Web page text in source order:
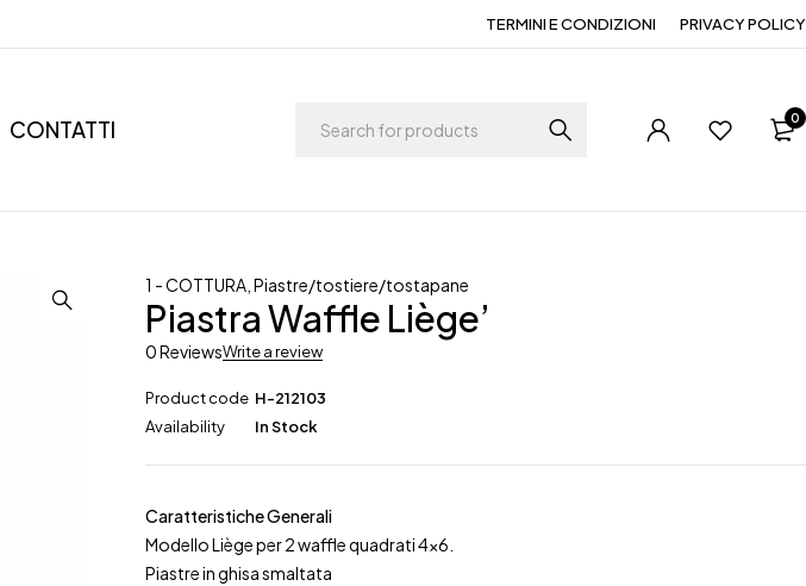
TERMINI E CONDIZIONI PRIVACY POLICY
CONTATTI 0
1 - COTTURA ,Piastre/tostiere/tostapane
Piastra Waffle Liège’
0 ReviewsWrite a review
Product code H-212103
Availability
In Stock
Caratteristiche Generali
Modello Liège per 2 waffle quadrati 4×6.
Piastre in ghisa smaltata